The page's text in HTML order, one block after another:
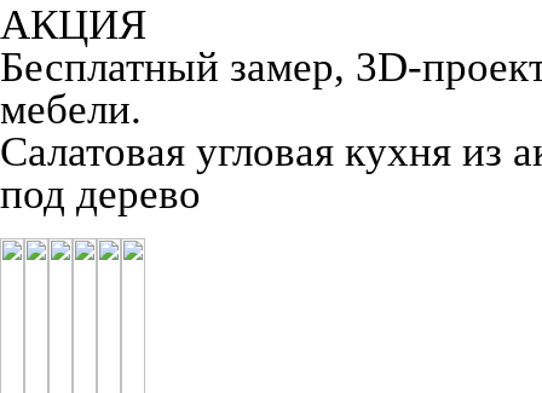
АКЦИЯ
Бесплатный замер, 3D-
мебели.
Салатовая угловая кухня из
под дерево